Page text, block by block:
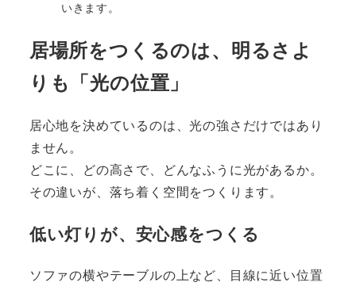
いきます。
居場所をつくるのは、明るさよ
りも「光の位置」
居心地を決めているのは、光の強さだけではあり
ません。
どこに、どの高さで、どんなふうに光があるか。
その違いが、落ち着く空間をつくります。
低い灯りが、安心感をつくる
ソファの横やテーブルの上など、目線に近い位置